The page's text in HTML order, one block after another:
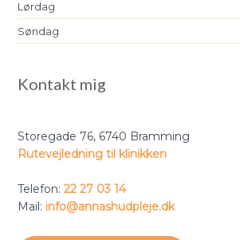
​Lørdag
​Søndag
Kontakt mig
Storegade 76, ​6740 Bramming
Rutevejledning til klinikken
​​Telefon:22 27 03 14
Mail: ​info@annashudpleje.dk